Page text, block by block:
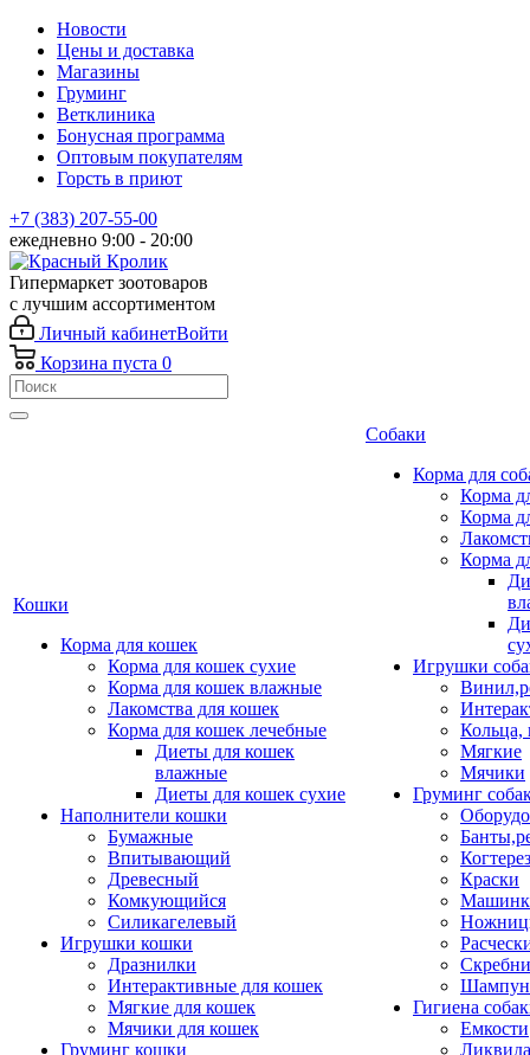
Новости
Цены и доставка
Магазины
Груминг
Ветклиника
Бонусная программа
Оптовым покупателям
Горсть в приют
+7 (383) 207-55-00
ежедневно 9:00 - 20:00
Гипермаркет зоотоваров
с лучшим ассортиментом
Личный кабинетВойти
Корзина пуста 0
Кошки
Корма для кошек
Корма для кошек сухие
Корма для кошек влажные
Лакомства для кошек
Корма для кошек лечебные
Диеты для кошек
влажные
Диеты для кошек сухие
Наполнители кошки
Бумажные
Впитывающий
Древесный
Комкующийся
Силикагелевый
Игрушки кошки
Дразнилки
Интерактивные для кошек
Мягкие для кошек
Мячики для кошек
Груминг кошки
Собаки
Корма для
Корма
Корма
Корма
Игрушки
Кольца,
Мягкие
Мячики
Груминг
Краски
Гигиена
Емкости